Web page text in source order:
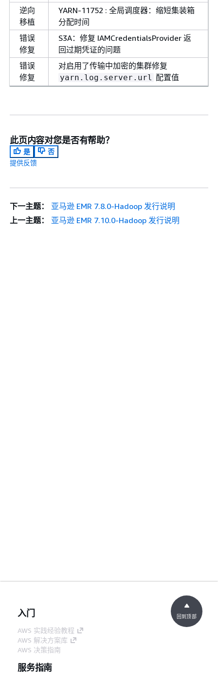
逆向
移植
YARN-11752 : 全局调度器：缩短集装箱
分配时间
错误
修复
S3A：修复 IAMCredentialsProvider 返
回过期凭证的问题
错误
修复
对启用了传输中加密的集群修复
yarn.log.server.url 配置值
此页内容对您是否有帮助？
是
否
提供反馈
下一主题：
亚马逊 EMR 7.8.0-Hadoop 发行说明
上一主题：
亚马逊 EMR 7.10.0-Hadoop 发行说明
入门
AWS 实践经验教程
AWS 解决方案库
AWS 决策指南
服务指南
回到顶部